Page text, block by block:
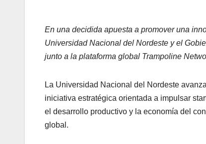
En una decidida apuesta a promover una
Universidad Nacional del Nordeste y el
junto a la plataforma global Trampoline
La Universidad Nacional del Nordeste
iniciativa estratégica orientada a impulsar
el desarrollo productivo y la economía del
global.